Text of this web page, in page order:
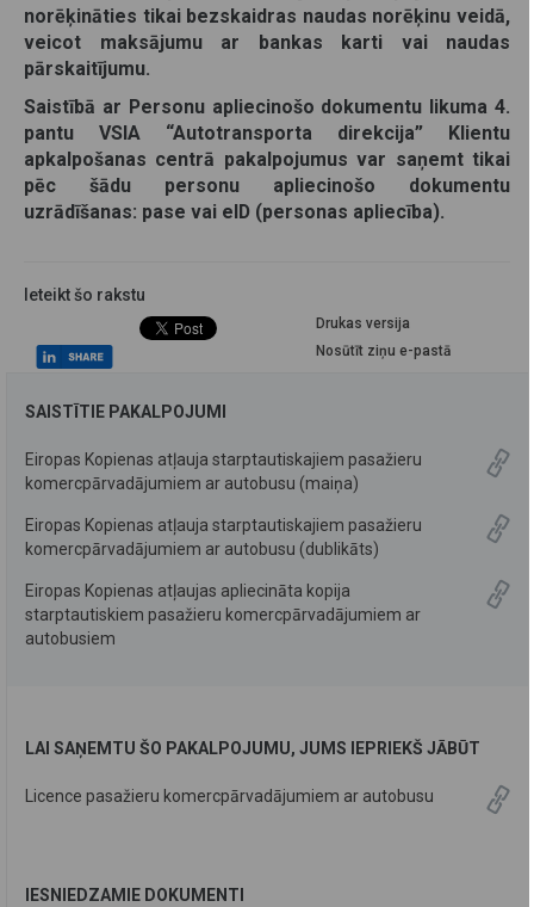
norēķināties tikai bezskaidras naudas norēķinu veidā,
veicot maksājumu ar bankas karti vai naudas
pārskaitījumu.
Saistībā ar Personu apliecinošo dokumentu likuma 4.
pantu VSIA “Autotransporta direkcija” Klientu
apkalpošanas centrā pakalpojumus var saņemt tikai
pēc šādu personu apliecinošo dokumentu
uzrādīšanas: pase vai eID (personas apliecība).
Ieteikt šo rakstu
Drukas versija
Nosūtīt ziņu e-pastā
SAISTĪTIE PAKALPOJUMI
Eiropas Kopienas atļauja starptautiskajiem pasažieru
komercpārvadājumiem ar autobusu (maiņa)
Eiropas Kopienas atļauja starptautiskajiem pasažieru
komercpārvadājumiem ar autobusu (dublikāts)
Eiropas Kopienas atļaujas apliecināta kopija
starptautiskiem pasažieru komercpārvadājumiem ar
autobusiem
LAI SAŅEMTU ŠO PAKALPOJUMU, JUMS IEPRIEKŠ JĀBŪT
Licence pasažieru komercpārvadājumiem ar autobusu
IESNIEDZAMIE DOKUMENTI